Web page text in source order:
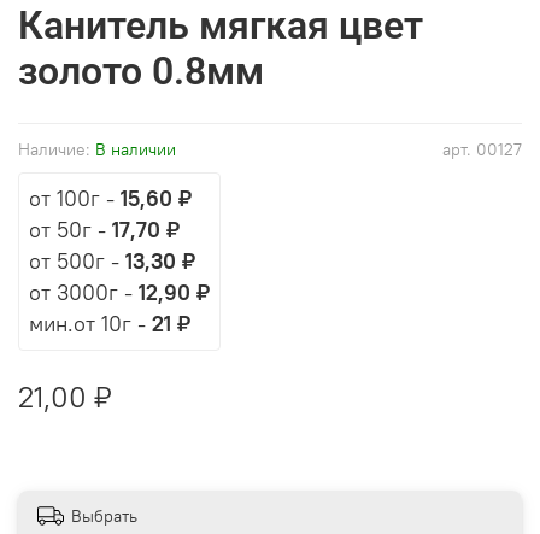
арт. 00127
Наличие: В наличии
Канитель мягкая цвет
золото 0.8мм
от 100г - 15,60 ₽
от 50г - 17,70 ₽
от 500г - 13,30 ₽
от 3000г - 12,90 ₽
мин.от 10г - 21 ₽
21,00 ₽
Выбрать